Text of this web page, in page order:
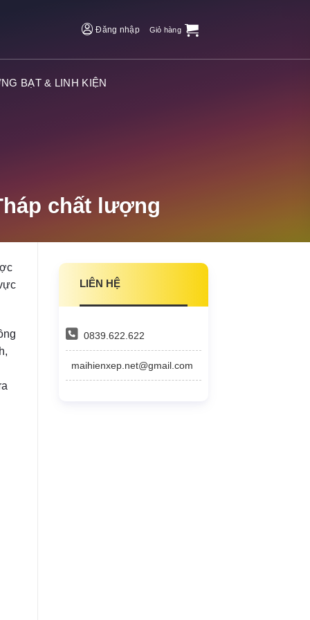
Đăng nhập Giỏ hàng
BẠT & LINH KIỆN
chất lượng
LIÊN HỆ
0839.622.622
maihienxep.net@gmail.com